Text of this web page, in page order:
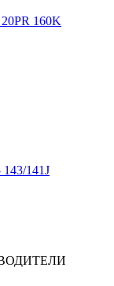
160K
141J